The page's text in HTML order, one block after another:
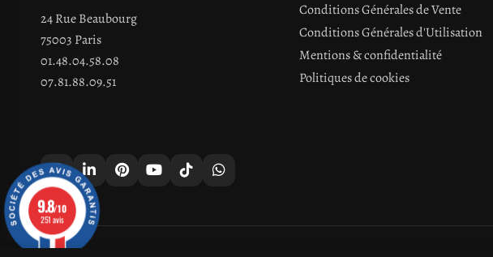
24 Rue Beaubourg
75003 Paris
01.48.04.58.08
07.81.88.09.51
Conditions Générales de Vente
Conditions Générales d'Utilisation
Mentions & confidentialité
Politiques de cookies
9.8/10
251 avis